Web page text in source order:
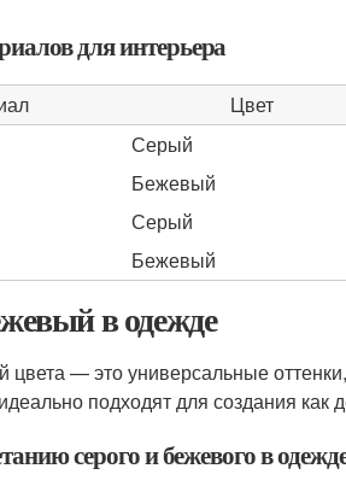
для интерьера
Цвет
Серый
Бежевый
Серый
Бежевый
в одежде
— это универсальные
подходят для создания
серого и бежевого в